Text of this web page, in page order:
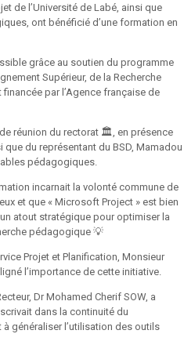
de l’Université de Labé, ainsi que
ont bénéficié d’une formation en
grâce au soutien du programme
Supérieur, de la Recherche
par l’Agence française de
réunion du rectorat 🏛️, en présence
du représentant du BSD, Mamadou
pédagogiques.
incarnait la volonté commune de
et que « Microsoft Project » est bien
atout stratégique pour optimiser la
pédagogique 💡
Projet et Planification, Monsieur
l’importance de cette initiative.
Dr Mohamed Cherif SOW, a
dans la continuité du
généraliser l’utilisation des outils